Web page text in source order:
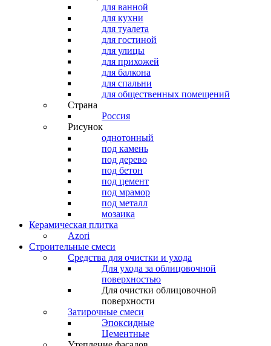
для ванной
для кухни
для туалета
для гостиной
для улицы
для прихожей
для балкона
для спальни
для общественных помещений
Страна
Россия
Рисунок
однотонный
под камень
под дерево
под бетон
под цемент
под мрамор
под металл
мозаика
Керамическая плитка
Azori
Строительные смеси
Средства для очистки и ухода
Для ухода за облицовочной
поверхностью
Для очистки облицовочной
поверхности
Затирочные смеси
Эпоксидные
Цементные